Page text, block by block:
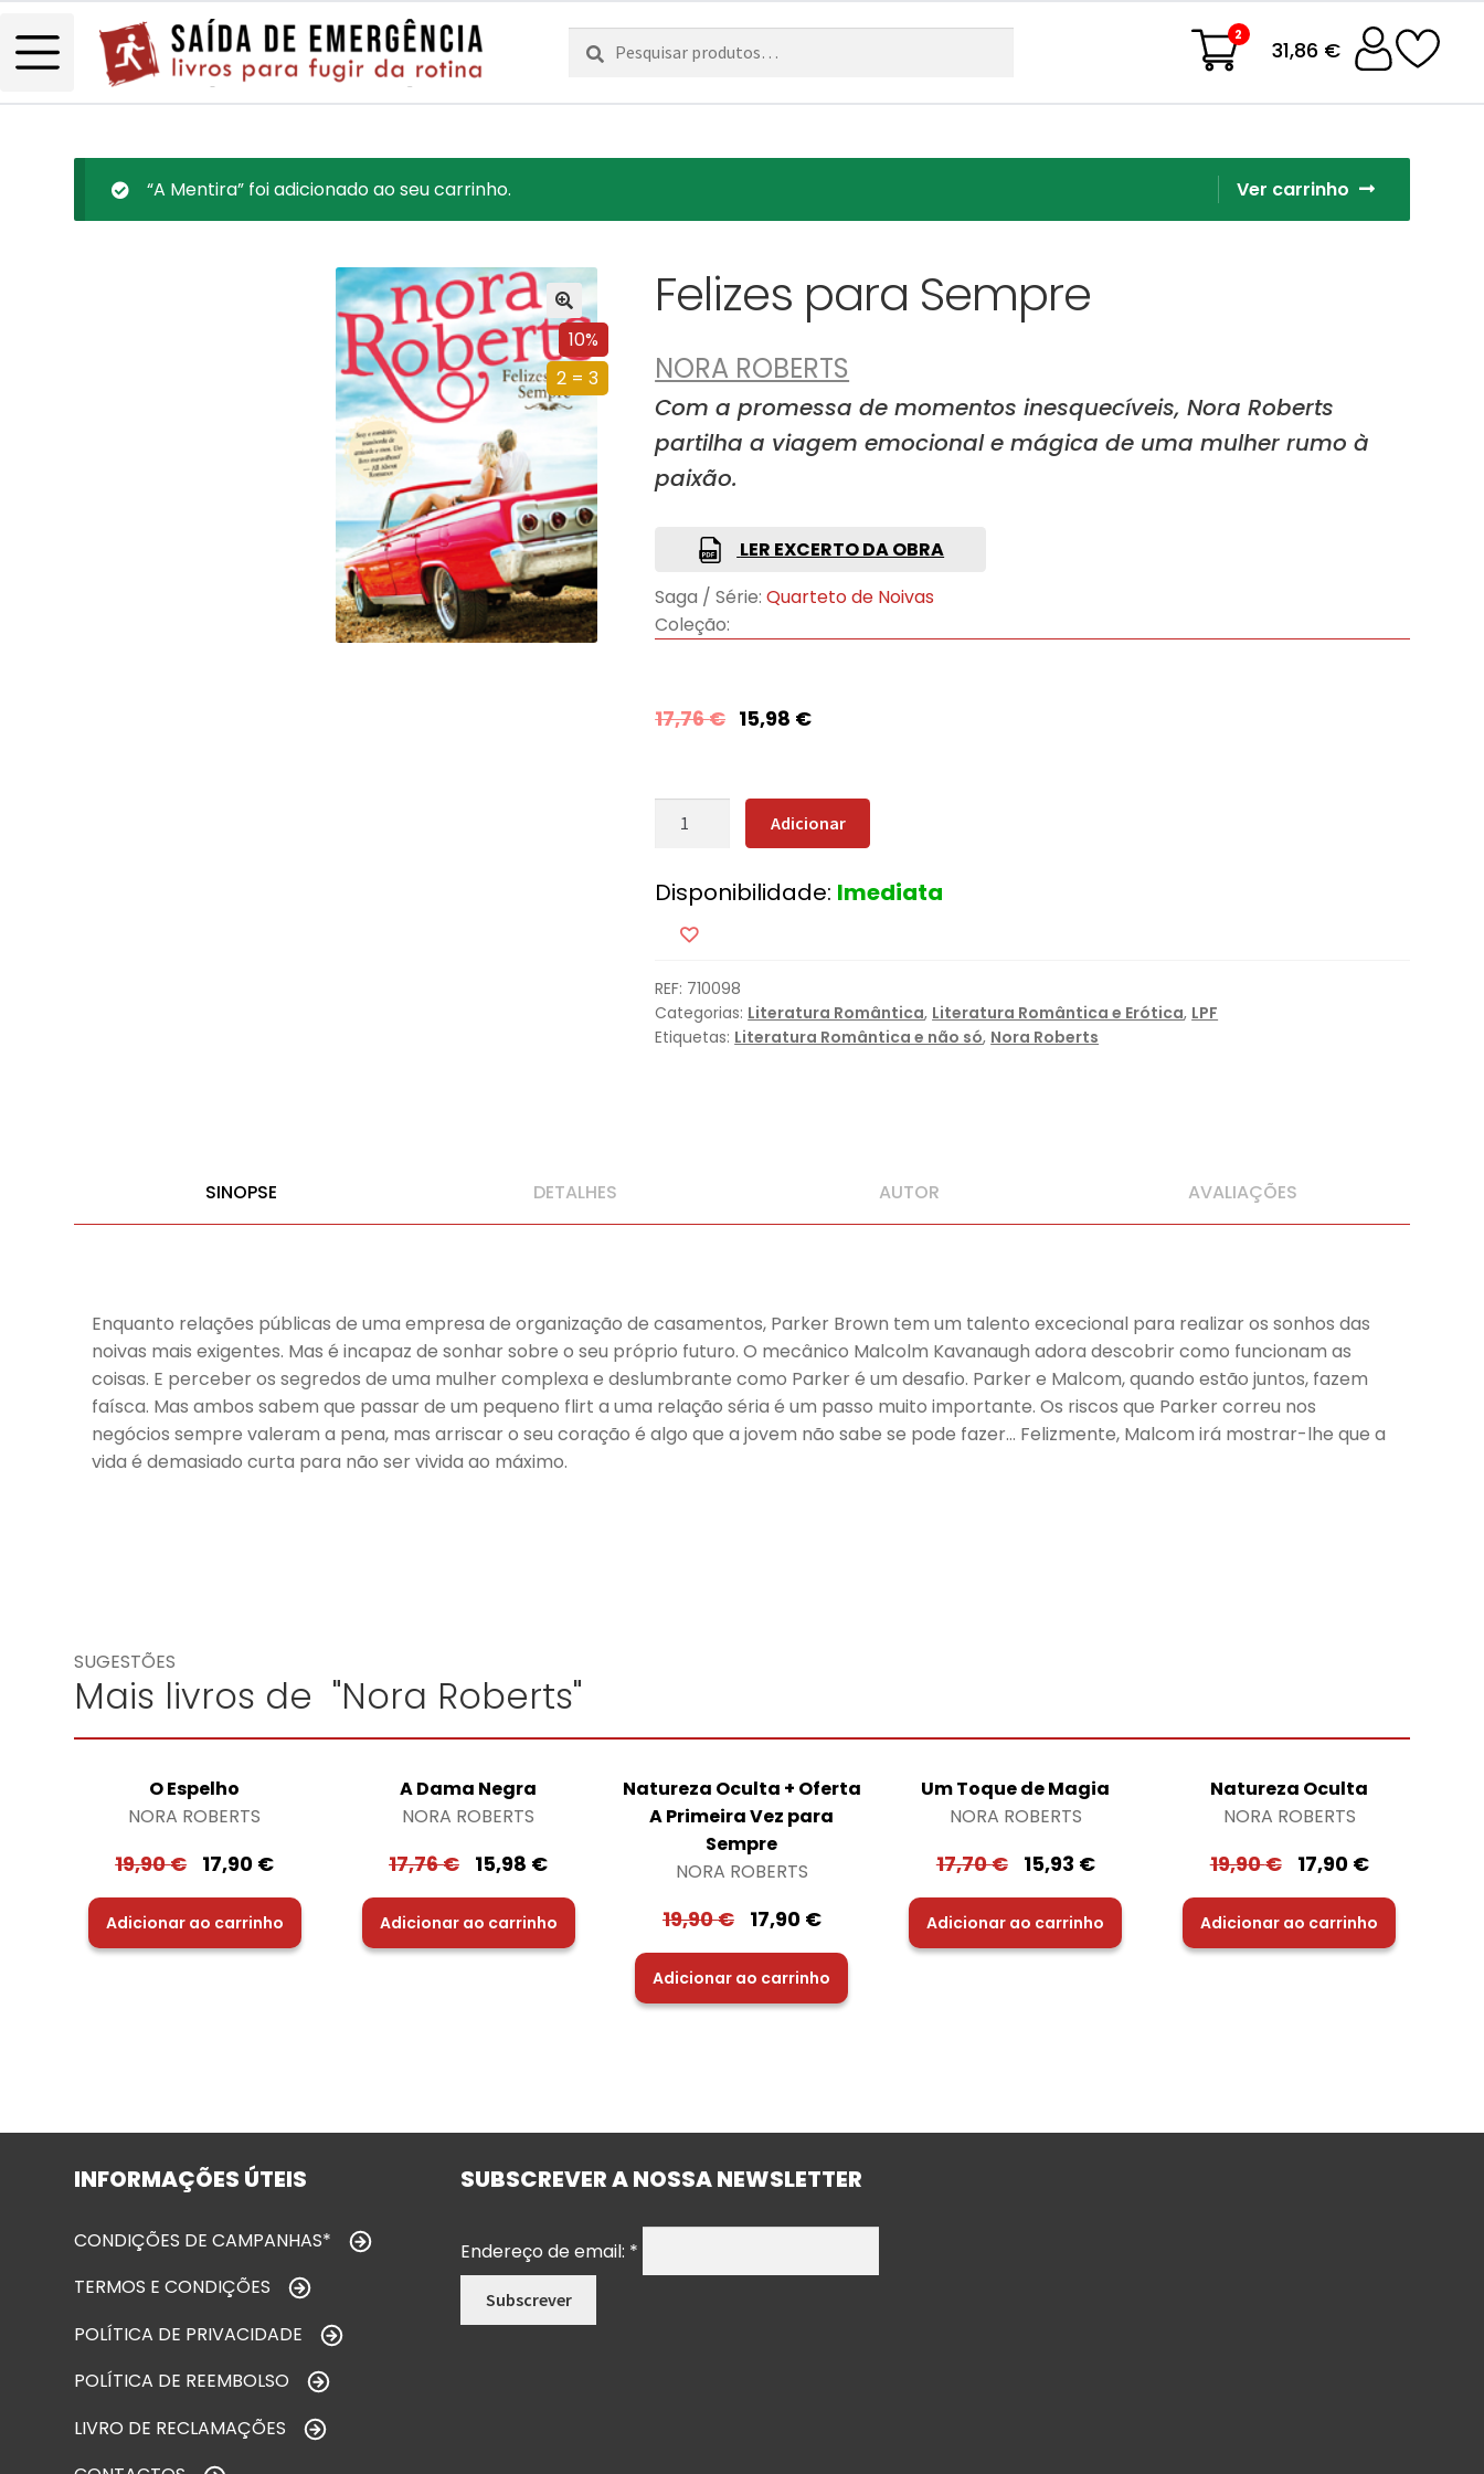
Pesquisar
por:
Pesquisa 2
31,86 €
Ver carrinho
“A Mentira” foi adicionado ao seu carrinho.
10%
2 = 3
Felizes para Sempre
NORA ROBERTS
Com a promessa de momentos inesquecíveis, Nora Roberts
partilha a viagem emocional e mágica de uma mulher rumo à
paixão.
LER EXCERTO DA OBRA
Saga / Série: Quarteto de Noivas
Coleção:
17,76€ 15,98 €
Quantidade
para
Sempre
Adicionar
Disponibilidade: Imediata
REF: 710098
Categorias: Literatura Romântica, Literatura Romântica e Erótica, LPF
Etiquetas: Literatura Romântica e não só, Nora Roberts
SINOPSE DETALHES AUTOR AVALIAÇÕES
Enquanto relações públicas de uma empresa de organização de casamentos, Parker Brown tem um talento excecional para realizar os sonhos das
noivas mais exigentes. Mas é incapaz de sonhar sobre o seu próprio futuro. O mecânico Malcolm Kavanaugh adora descobrir como funcionam as
coisas. E perceber os segredos de uma mulher complexa e deslumbrante como Parker é um desafio. Parker e Malcom, quando estão juntos, fazem
faísca. Mas ambos sabem que passar de um pequeno flirt a uma relação séria é um passo muito importante. Os riscos que Parker correu nos
negócios sempre valeram a pena, mas arriscar o seu coração é algo que a jovem não sabe se pode fazer… Felizmente, Malcom irá mostrar-lhe que a
vida é demasiado curta para não ser vivida ao máximo.
SUGESTÕES
Mais livros de "Nora Roberts"
O Espelho
NORA ROBERTS
19,90€ 17,90 €
Adicionar ao carrinho
A Dama Negra
NORA ROBERTS
17,76€ 15,98 €
Adicionar ao carrinho
Natureza Oculta + Oferta
A Primeira Vez para
Sempre
NORA ROBERTS
19,90€ 17,90 €
Adicionar ao carrinho
Um Toque de Magia
NORA ROBERTS
17,70€ 15,93 €
Adicionar ao carrinho
Natureza Oculta
NORA ROBERTS
19,90€ 17,90 €
Adicionar ao carrinho
INFORMAÇÕES ÚTEIS
CONDIÇÕES DE CAMPANHAS*
TERMOS E CONDIÇÕES
POLÍTICA DE PRIVACIDADE
POLÍTICA DE REEMBOLSO
LIVRO DE RECLAMAÇÕES
SUBSCREVER A NOSSA NEWSLETTER
Endereço de email: *